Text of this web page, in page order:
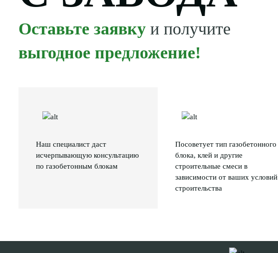
Оставьте заявку и получите
выгодное предложение!
Наш специалист даст
исчерпывающую консультацию
по газобетонным блокам
Посоветует тип газобетонного
блока, клей и другие
строительные смеси в
зависимости от ваших условий
строительства